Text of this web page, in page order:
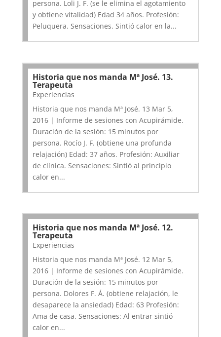
persona. Loli J. F. (se le elimina el agotamiento
y obtiene vitalidad) Edad 34 años. Profesión:
Peluquera. Sensaciones. Sintió calor en la...
Historia que nos manda Mª José. 13.
Terapeuta
Experiencias
Historia que nos manda Mª José. 13 Mar 5,
2016 | Informe de sesiones con Acupirámide.
Duración de la sesión: 15 minutos por
persona. Rocío J. F. (obtiene una profunda
relajación) Edad: 37 años. Profesión: Auxiliar
de clínica. Sensaciones: Sintió al principio
calor en...
Historia que nos manda Mª José. 12.
Terapeuta
Experiencias
Historia que nos manda Mª José. 12 Mar 5,
2016 | Informe de sesiones con Acupirámide.
Duración de la sesión: 15 minutos por
persona. Dolores F. Á. (obtiene relajación, le
desaparece la ansiedad) Edad: 63 Profesión:
Ama de casa. Sensaciones: Al entrar sintió
calor en...